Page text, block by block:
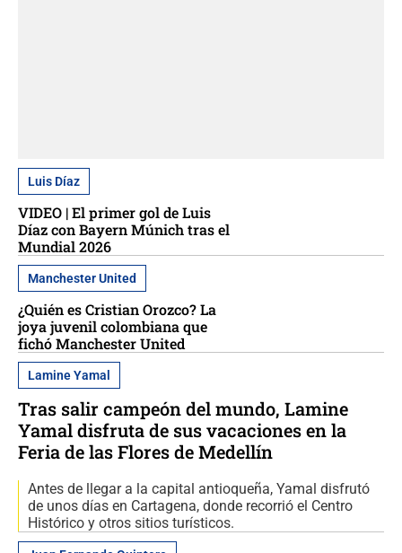
Luis Díaz
VIDEO | El primer gol de Luis
Díaz con Bayern Múnich tras el
Mundial 2026
Manchester United
¿Quién es Cristian Orozco? La
joya juvenil colombiana que
fichó Manchester United
Lamine Yamal
Tras salir campeón del mundo, Lamine
Yamal disfruta de sus vacaciones en la
Feria de las Flores de Medellín
Antes de llegar a la capital antioqueña, Yamal disfrutó
de unos días en Cartagena, donde recorrió el Centro
Histórico y otros sitios turísticos.